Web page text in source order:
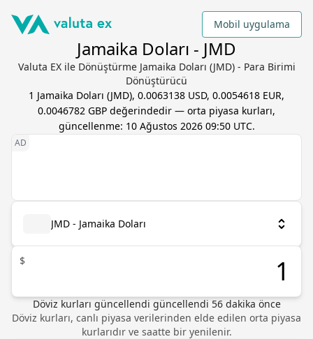
Mobil uygulama
Jamaika Doları - JMD
Valuta EX ile Dönüştürme Jamaika Doları (JMD) - Para Birimi
Dönüştürücü
1 Jamaika Doları (JMD), 0.0063138 USD, 0.0054618 EUR,
0.0046782 GBP değerindedir — orta piyasa kurları,
güncellenme: 10 Ağustos 2026 09:50 UTC.
JMD - Jamaika Doları
$
Döviz kurları güncellendi güncellendi 56 dakika önce
Döviz kurları, canlı piyasa verilerinden elde edilen orta piyasa
kurlarıdır ve saatte bir yenilenir.